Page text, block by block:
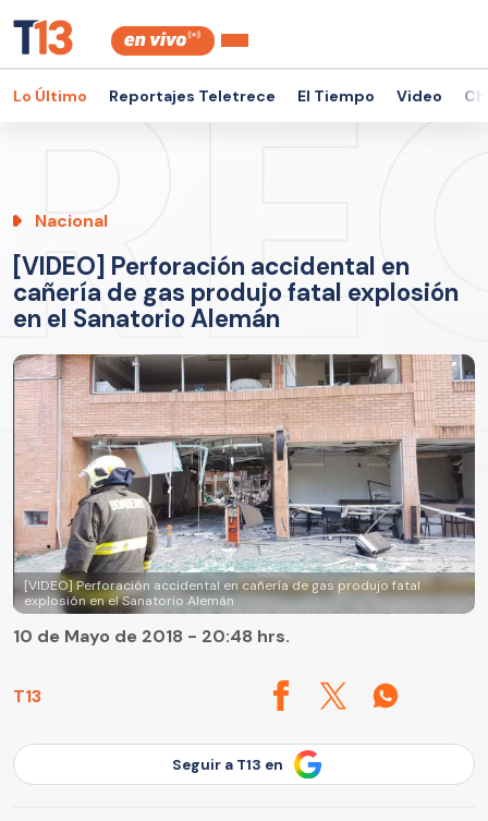
Lo Último Reportajes Teletrece El Tiempo Video
Nacional
[VIDEO] Perforación accidental en
cañería de gas produjo fatal explosión
en el Sanatorio Alemán
[VIDEO] Perforación accidental en cañería de gas produjo fatal
explosión en el Sanatorio Alemán
T13
10 de Mayo de 2018 - 20:48 hrs.
Seguir a T13 en